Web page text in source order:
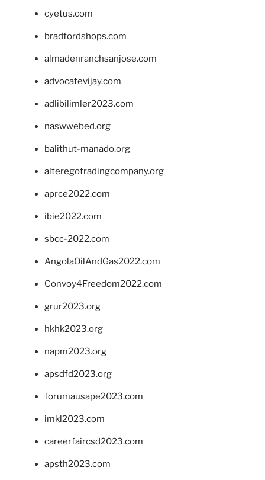
cyetus.com
bradfordshops.com
almadenranchsanjose.com
advocatevijay.com
adlibilimler2023.com
naswwebed.org
balithut-manado.org
alteregotradingcompany.org
aprce2022.com
ibie2022.com
sbcc-2022.com
AngolaOilAndGas2022.com
Convoy4Freedom2022.com
grur2023.org
hkhk2023.org
napm2023.org
apsdfd2023.org
forumausape2023.com
imkl2023.com
careerfaircsd2023.com
apsth2023.com